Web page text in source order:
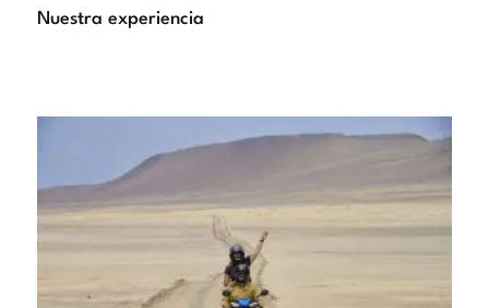
Nuestra experiencia